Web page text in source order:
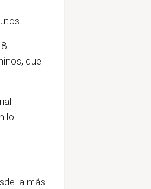
.
que
lo
la más